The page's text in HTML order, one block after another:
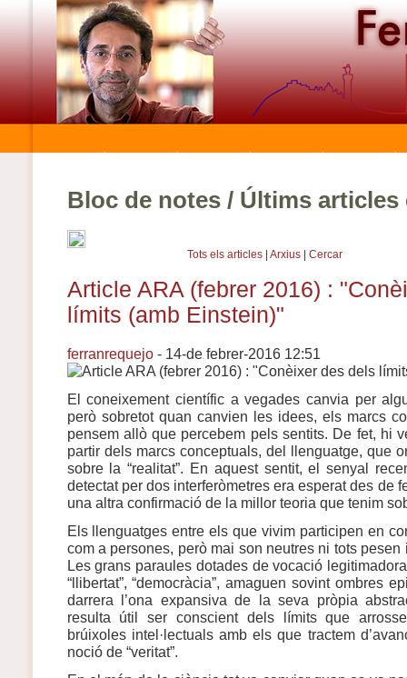
Bloc de notes / Últims articles
Tots els articles Arxius Cercar
Article ARA (febrer 2016) :
límits (amb Einstein)"
ferranrequejo- 14-de febrer-2016 12:51
El coneixement científic a vegades canvia per
però sobretot quan canvien les idees, els marcs
pensem allò que percebem pels sentits. De fet, hi
partir dels marcs conceptuals, del llenguatge, que
sobre la “realitat”. En aquest sentit, el senyal
detectat per dos interferòmetres era esperat des de
una altra confirmació de la millor teoria que tenim
Els llenguatges entre els que vivim participen en
com a persones, però mai son neutres ni tots
Les grans paraules dotades de vocació
“llibertat”, “democràcia”, amaguen sovint ombres
darrera l’ona expansiva de la seva pròpia
resulta útil ser conscient dels límits que
brúixoles intel·lectuals amb els que tractem
noció de “veritat”.